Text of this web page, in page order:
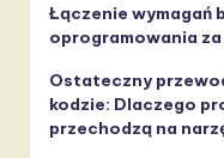
Łączenie wymagań
oprogramowania za
Ostateczny
kodzie: Dlaczego
przechodzą na